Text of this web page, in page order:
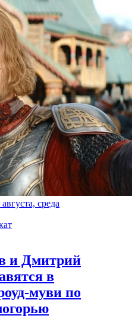
августа, среда
и Дмитрий
в
муви по